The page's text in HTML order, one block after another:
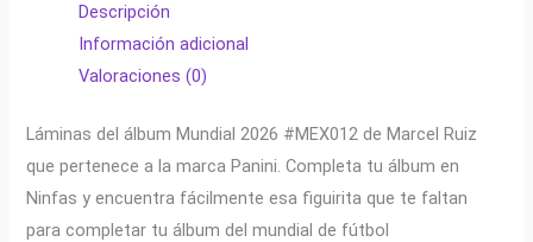
Descripción
Información adicional
Valoraciones (0)
Láminas del álbum Mundial 2026 #MEX012 de Marcel Ruiz
que pertenece a la marca Panini. Completa tu álbum en
Ninfas y encuentra fácilmente esa figuirita que te faltan
para completar tu álbum del mundial de fútbol